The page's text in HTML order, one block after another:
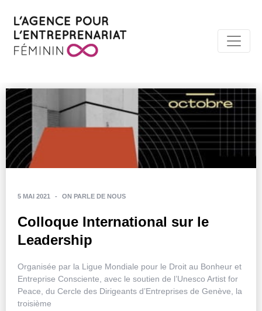
5 MAI 2021 - ON PARLE DE NOUS
Colloque International sur le
Leadership
Organisée par la Ligue Mondiale pour le Droit au Bonheur et
Entreprise Consciente, avec le soutien de l’Unesco Artist for
Peace, du Cercle des Dirigeants d’Entreprises de Genève, la
troisième